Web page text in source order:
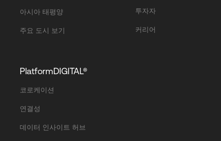
아시아 태평양
주요 도시 보기
투자자
커리어
PlatformDIGITAL®
코로케이션
연결성
데이터 인사이트 허브